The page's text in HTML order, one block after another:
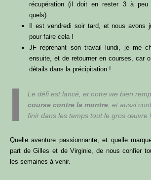
récupération (il doit en rester 3 à peu
quels).
Il est vendredi soir tard, et nous avons
pour faire cela !
JF reprenant son travail lundi, je me
ensuite, et de retourner en courses, car
détails dans la précipitation !
Le défi est lancé, et notre we bien
course contre la montre, et aussi
finir dans les temps tout le gros œuvre !
Quelle aventure passionnante, et quelle
part de Gilles et de Virginie, de nous confier
les semaines à venir.